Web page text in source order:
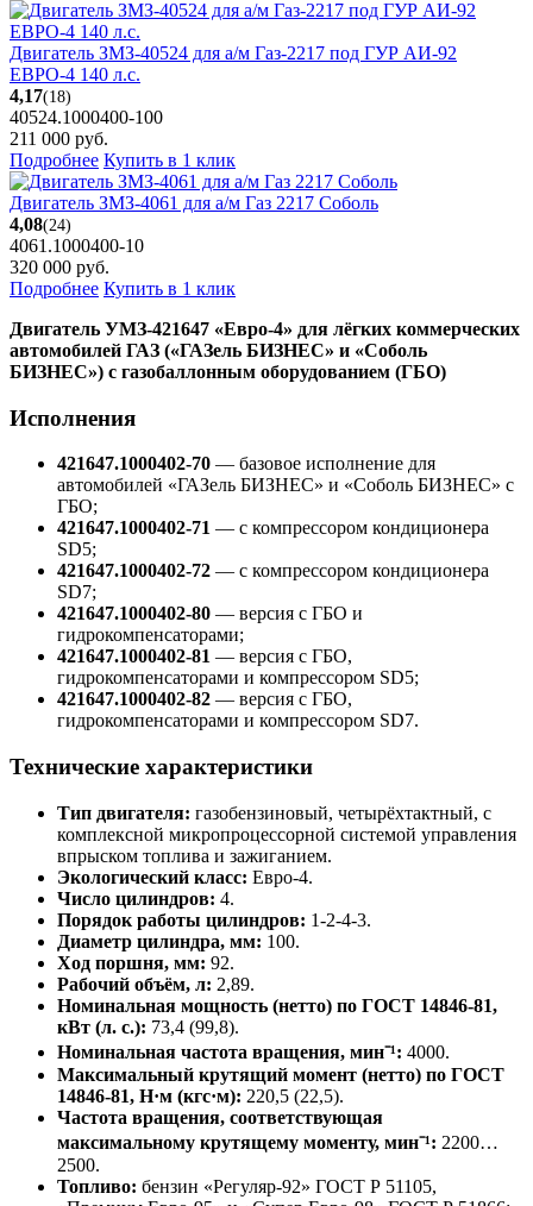
Двигатель ЗМЗ-40524 для а/м Газ-2217 под ГУР АИ-92
ЕВРО-4 140 л.с.
4,17(18)
40524.1000400-100
211 000 руб.
Подробнее Купить в 1 клик
Двигатель ЗМЗ-4061 для а/м Газ 2217 Соболь
4,08(24)
4061.1000400-10
320 000 руб.
Подробнее Купить в 1 клик
Двигатель УМЗ-421647 «Евро-4» для лёгких коммерческих
автомобилей ГАЗ («ГАЗель БИЗНЕС» и «Соболь
БИЗНЕС») с газобаллонным оборудованием (ГБО)
Исполнения
421647.1000402-70 — базовое исполнение для
автомобилей «ГАЗель БИЗНЕС» и «Соболь БИЗНЕС» с
ГБО;
421647.1000402-71 — с компрессором кондиционера
SD5;
421647.1000402-72 — с компрессором кондиционера
SD7;
421647.1000402-80 — версия с ГБО и
гидрокомпенсаторами;
421647.1000402-81 — версия с ГБО,
гидрокомпенсаторами и компрессором SD5;
421647.1000402-82 — версия с ГБО,
гидрокомпенсаторами и компрессором SD7.
Технические характеристики
Тип двигателя: газобензиновый, четырёхтактный, с
комплексной микропроцессорной системой управления
впрыском топлива и зажиганием.
Экологический класс: Евро-4.
Число цилиндров: 4.
Порядок работы цилиндров: 1-2-4-3.
Диаметр цилиндра, мм: 100.
Ход поршня, мм: 92.
Рабочий объём, л: 2,89.
Номинальная мощность (нетто) по ГОСТ 14846-81,
кВт (л. с.): 73,4 (99,8).
Номинальная частота вращения, мин⁻¹: 4000.
Максимальный крутящий момент (нетто) по ГОСТ
14846-81, Н·м (кгс·м): 220,5 (22,5).
Частота вращения, соответствующая
максимальному крутящему моменту, мин⁻¹: 2200…
2500.
Топливо: бензин «Регуляр-92» ГОСТ Р 51105,